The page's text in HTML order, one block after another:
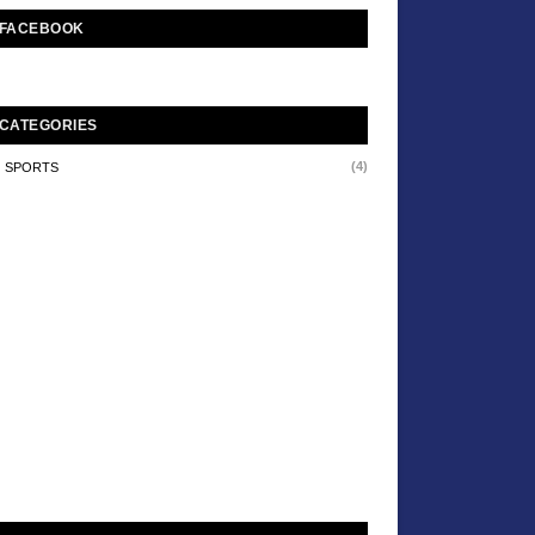
FACEBOOK
CATEGORIES
SPORTS (4)